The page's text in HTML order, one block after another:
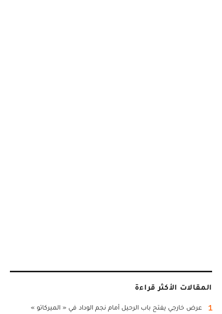
المقالات الأكثر قراءة
1 عرض خارجي يفتح باب الرحيل أمام نجم الوداد في « الميركاتو »